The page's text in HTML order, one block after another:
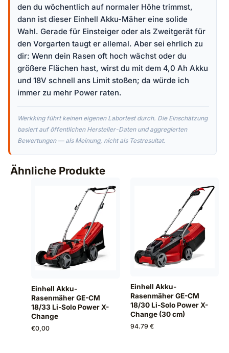
den du wöchentlich auf normaler Höhe trimmst,
dann ist dieser Einhell Akku-Mäher eine solide
Wahl. Gerade für Einsteiger oder als Zweitgerät für
den Vorgarten taugt er allemal. Aber sei ehrlich zu
dir: Wenn dein Rasen oft hoch wächst oder du
größere Flächen hast, wirst du mit dem 4,0 Ah Akku
und 18V schnell ans Limit stoßen; da würde ich
immer zu mehr Power raten.
Werkking führt keinen eigenen Labortest durch. Die Einschätzung
basiert auf öffentlichen Hersteller-Daten und aggregierten
Bewertungen — als Meinung, nicht als Testresultat.
Ähnliche Produkte
Einhell Akku-
Rasenmäher GE-CM
18/33 Li-Solo Power X-
Change
€0,00
Einhell Akku-
Rasenmäher GE-CM
18/30 Li-Solo Power X-
Change (30 cm)
94.79 €